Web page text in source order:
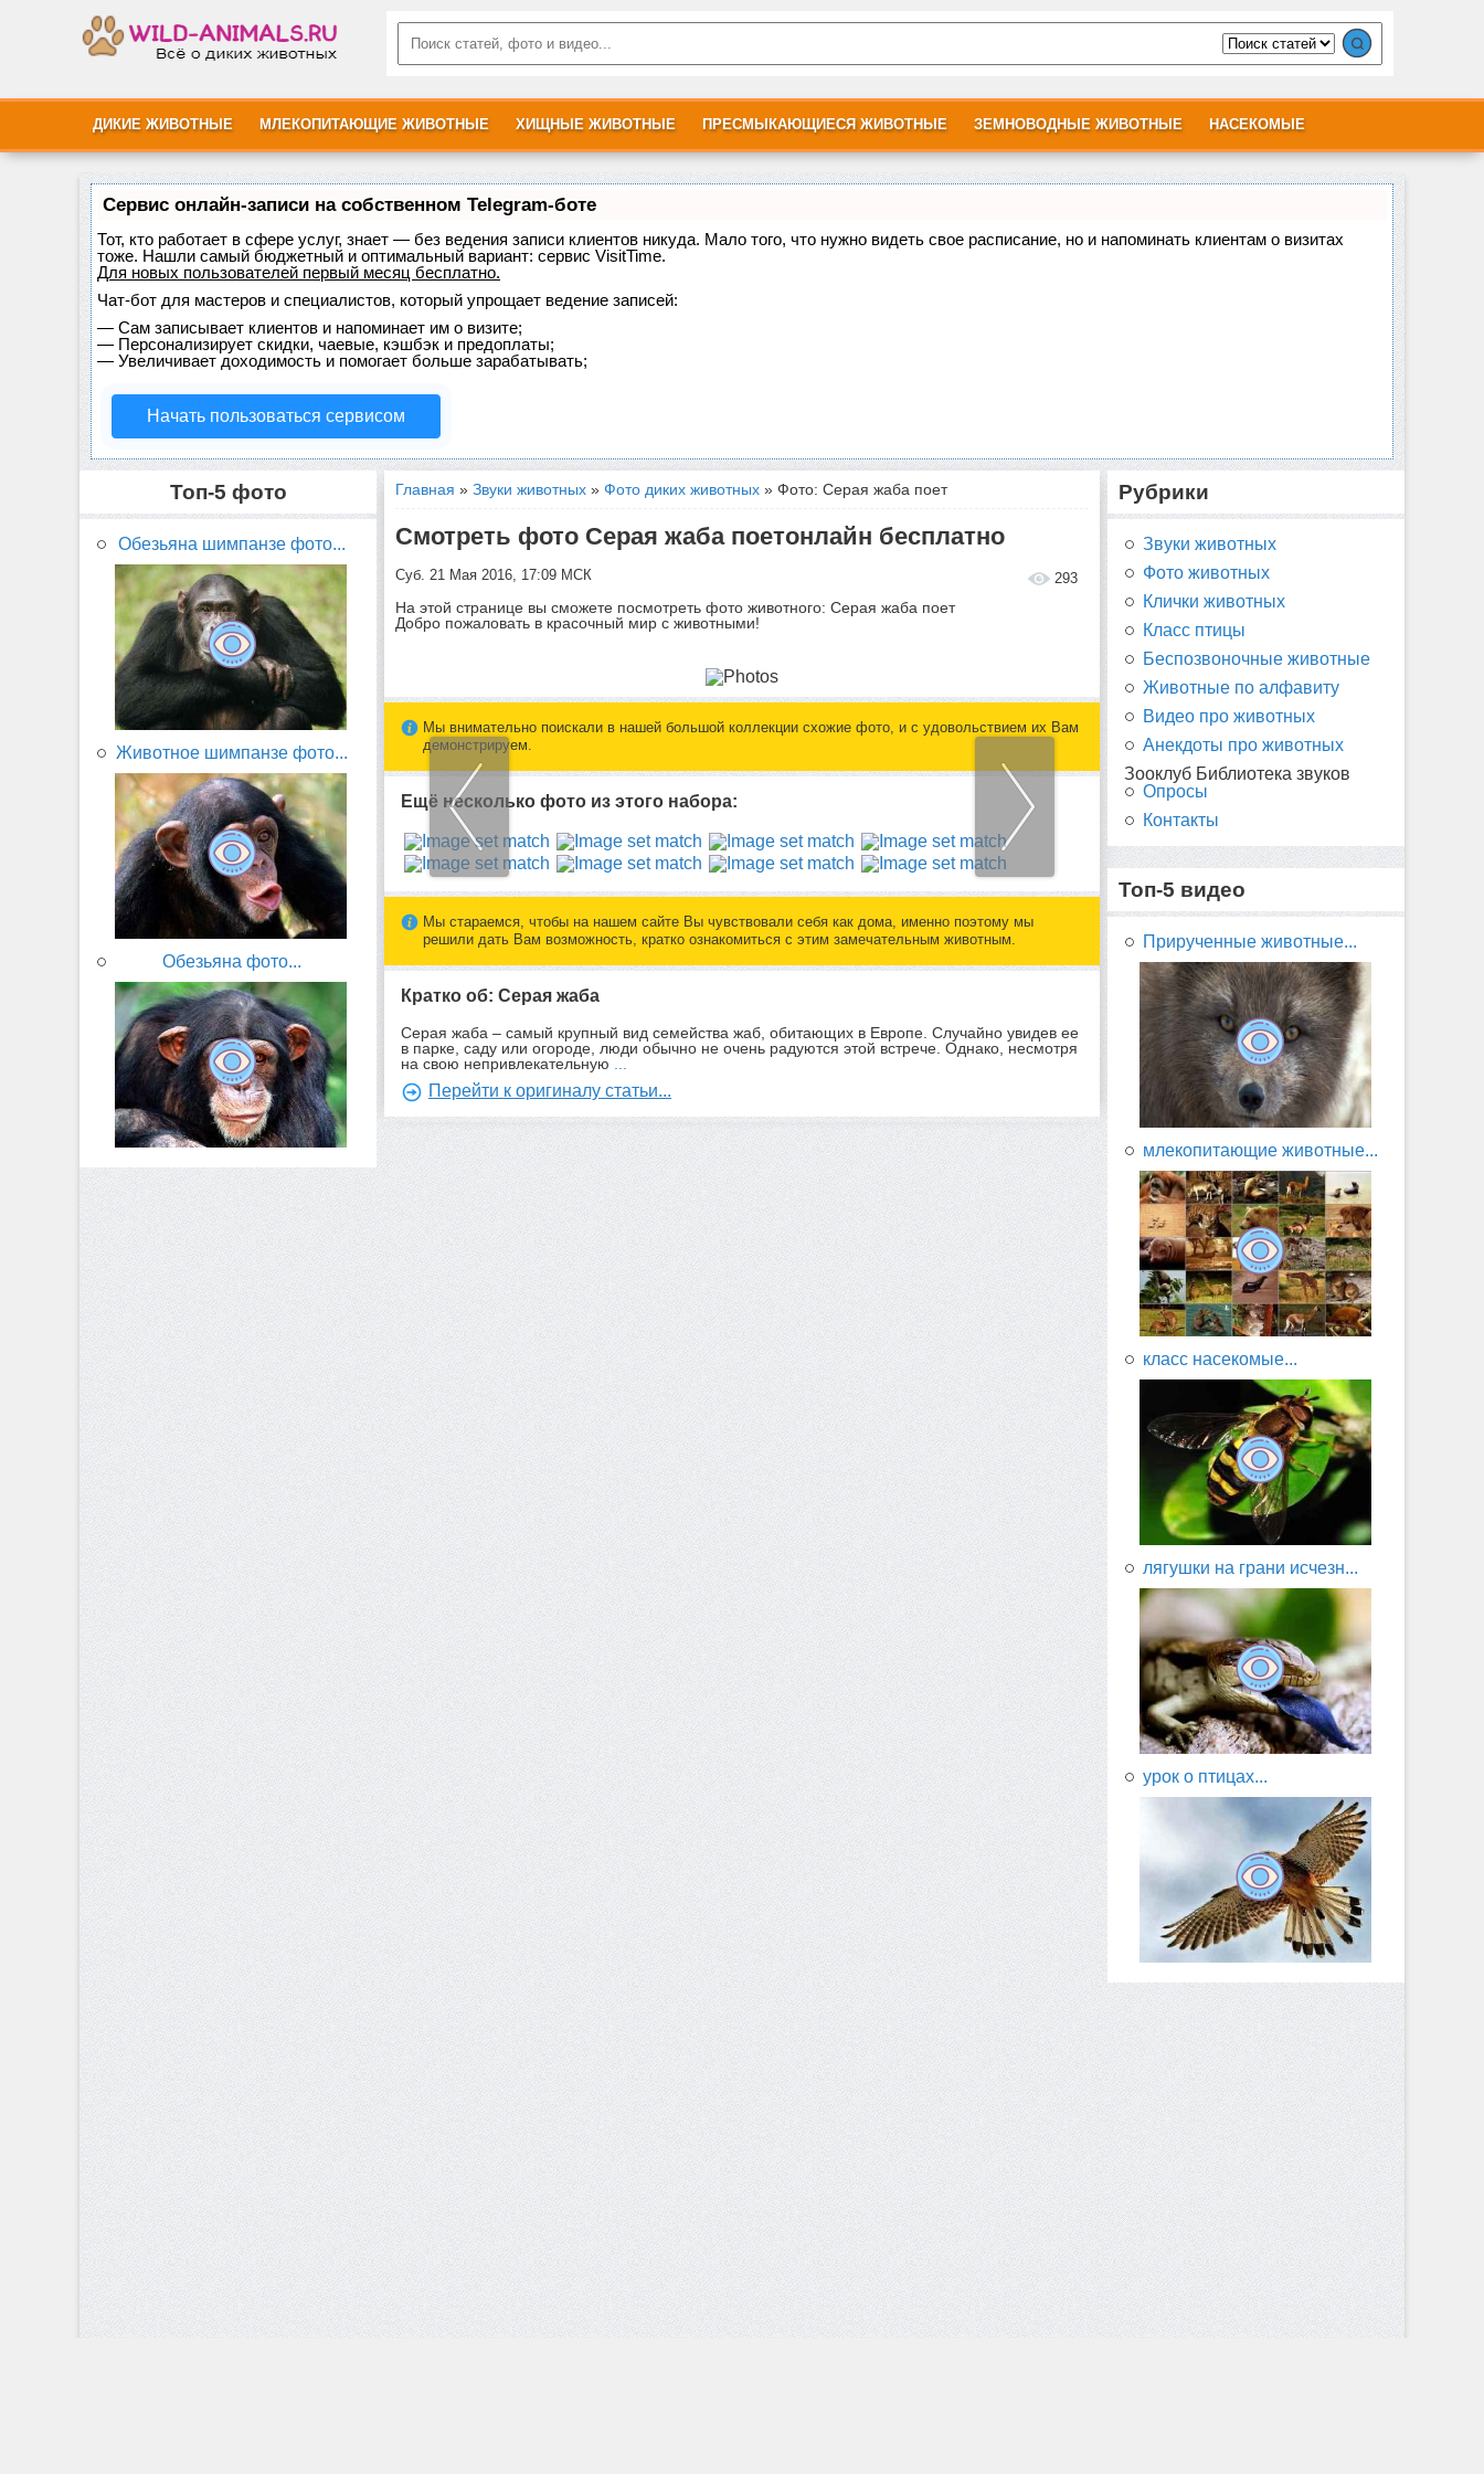
ДИКИЕ ЖИВОТНЫЕ МЛЕКОПИТАЮЩИЕ ЖИВОТНЫЕ ХИЩНЫЕ ЖИВОТНЫЕ ПРЕСМЫКАЮЩИЕСЯ ЖИВОТНЫЕ ЗЕМНОВОДНЫЕ ЖИВОТНЫЕ НАСЕКОМЫЕ
Сервис онлайн-записи на собственном Telegram-боте
Тот, кто работает в сфере услуг, знает — без ведения записи клиентов никуда. Мало того, что нужно видеть свое расписание, но и напоминать клиентам о визитах
тоже. Нашли самый бюджетный и оптимальный вариант: сервис VisitTime.
Для новых пользователей первый месяц бесплатно.
Чат-бот для мастеров и специалистов, который упрощает ведение записей:
— Сам записывает клиентов и напоминает им о визите;
— Персонализирует скидки, чаевые, кэшбэк и предоплаты;
— Увеличивает доходимость и помогает больше зарабатывать;
Начать пользоваться сервисом
Топ-5 фото
Обезьяна шимпанзе фото...
Животное шимпанзе фото...
Обезьяна фото...
Главная » Звуки животных » Фото диких животных » Фото: Серая жаба поет
Смотреть фото Серая жаба поетонлайн бесплатно
Суб. 21 Мая 2016, 17:09 МСК 293
На этой странице вы сможете посмотреть фото животного: Серая жаба поет
Добро пожаловать в красочный мир с животными!
Мы внимательно поискали в нашей большой коллекции схожие фото, и с удовольствием их Вам
демонстрируем.
Ещё несколько фото из этого набора:
Мы стараемся, чтобы на нашем сайте Вы чувствовали себя как дома, именно поэтому мы
решили дать Вам возможность, кратко ознакомиться с этим замечательным животным.
Кратко об: Серая жаба
Серая жаба – самый крупный вид семейства жаб, обитающих в Европе. Случайно увидев ее
в парке, саду или огороде, люди обычно не очень радуются этой встрече. Однако, несмотря
на свою непривлекательную
Перейти к оригиналу статьи...
Рубрики
Звуки животных
Фото животных
Клички животных
Класс птицы
Беспозвоночные животные
Животные по алфавиту
Видео про животных
Анекдоты про животных
Зооклуб Библиотека звуков
Опросы
Контакты
Топ-5 видео
Прирученные животные...
млекопитающие животные...
класс насекомые...
лягушки на грани исчезн...
урок о птицах...